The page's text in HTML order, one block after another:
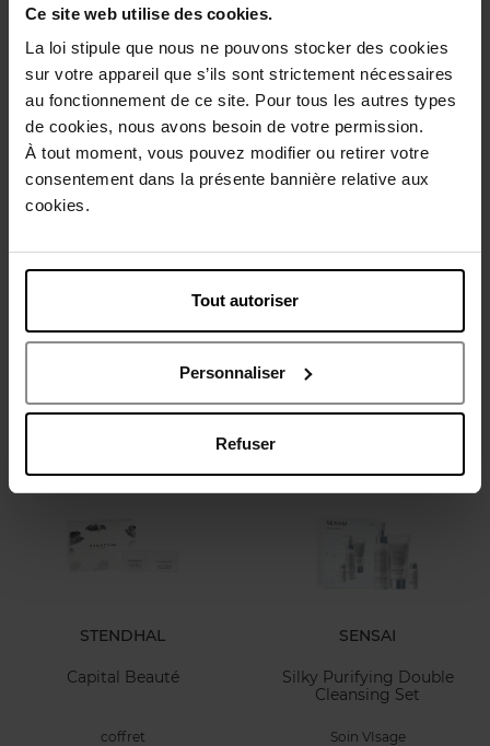
Ce site web utilise des cookies.
La loi stipule que nous ne pouvons stocker des cookies
sur votre appareil que s’ils sont strictement nécessaires
au fonctionnement de ce site. Pour tous les autres types
de cookies, nous avons besoin de votre permission.
À tout moment, vous pouvez modifier ou retirer votre
consentement dans la présente bannière relative aux
cookies.
Tout autoriser
Personnaliser
Refuser
INUWET
13,90 € Ajouter
SISLEY
335,90 € Ajouter
STENDHAL
Capital Beauté
coffret
SENSAI
Silky Purifying Double
Cleansing Set
Soin VIsage